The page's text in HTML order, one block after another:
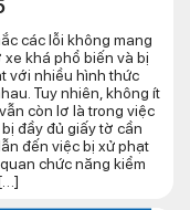
các lỗi không mang
xe khá phổ biến và bị
với nhiều hình thức
Tuy nhiên, không ít
còn lơ là trong việc
đầy đủ giấy tờ cần
đến việc bị xử phạt
chức năng kiểm